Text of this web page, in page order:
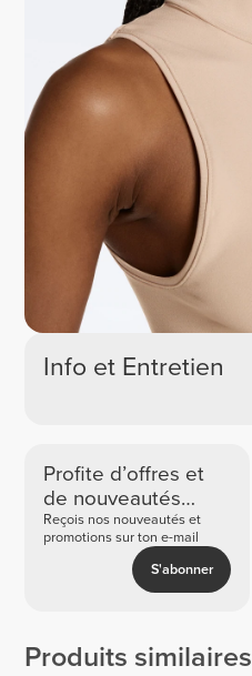
Info et Entretien
Profite d’offres et
de nouveautés
exclusives
Reçois nos nouveautés et
promotions sur ton e-mail
S'abonner
Produits similaires